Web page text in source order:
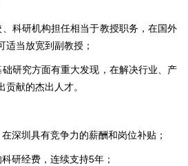
、科研机构担任相当于教授职务，在国外
适当放宽到副教授；
础研究方面有重大发现，在解决行业、产
献的杰出人才。
在深圳具有竞争力的薪酬和岗位补贴；
研经费，连续支持5年；